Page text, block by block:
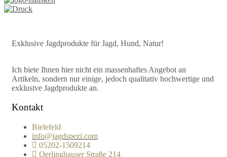
Exklusive Jagdprodukte für Jagd, Hund, Natur!
Ich biete Ihnen hier nicht ein massenhaftes Angebot an
Artikeln, sondern nur einige, jedoch qualitativ hochwertige und
exklusive Jagdprodukte an.
Kontakt
Bielefeld
info@jagdspezi.com
05202-1509214
Oerlinghauser Straße 214